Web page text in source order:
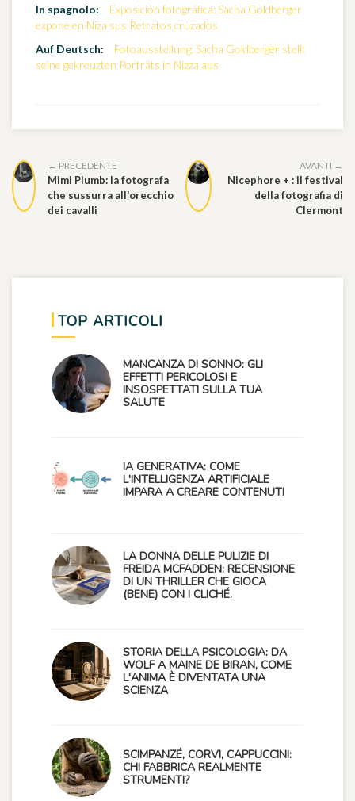
In spagnolo:
Exposición fotográfica: Sacha Goldberger
expone en Niza sus Retratos cruzados
Auf Deutsch:
Fotoausstellung: Sacha Goldberger stellt
seine gekreuzten Porträts in Nizza aus
← PRECEDENTE
Mimi Plumb: la fotografa
che sussurra all'orecchio
dei cavalli
AVANTI →
Nicephore + : il festival
della fotografia di
Clermont
TOP ARTICOLI
MANCANZA DI SONNO: GLI
EFFETTI PERICOLOSI E
INSOSPETTATI SULLA TUA
SALUTE
IA GENERATIVA: COME
L'INTELLIGENZA ARTIFICIALE
IMPARA A CREARE CONTENUTI
LA DONNA DELLE PULIZIE DI
FREIDA MCFADDEN: RECENSIONE
DI UN THRILLER CHE GIOCA
(BENE) CON I CLICHÉ.
STORIA DELLA PSICOLOGIA: DA
WOLF A MAINE DE BIRAN, COME
L'ANIMA È DIVENTATA UNA
SCIENZA
SCIMPANZÉ, CORVI, CAPPUCCINI:
CHI FABBRICA REALMENTE
STRUMENTI?